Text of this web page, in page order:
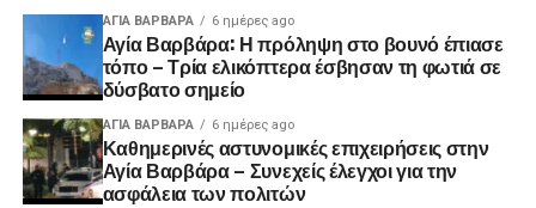
ΑΓΙΑ ΒΑΡΒΑΡΑ 6 ημέρες ago
Αγία Βαρβάρα: Η πρόληψη στο βουνό έπιασε
τόπο – Τρία ελικόπτερα έσβησαν τη φωτιά σε
δύσβατο σημείο
ΑΓΙΑ ΒΑΡΒΑΡΑ 6 ημέρες ago
Καθημερινές αστυνομικές επιχειρήσεις στην
Αγία Βαρβάρα – Συνεχείς έλεγχοι για την
ασφάλεια των πολιτών